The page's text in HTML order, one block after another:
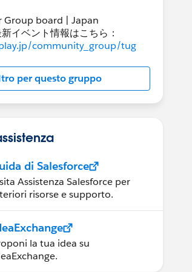
Group board | Japan
イベント情報はこちら：
community_group/tug
per questo gruppo
di Salesforce
Assistenza Salesforce per
risorse e supporto.
la tua idea su